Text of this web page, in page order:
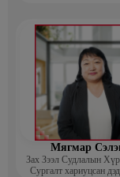
Мягмар
Зах Зээл Судлалын
Сургалт хариуцсан